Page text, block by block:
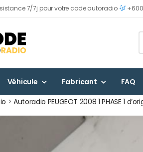
7/7j pour votre code autoradio
Véhicule Fabricant FAQ
>Autoradio PEUGEOT 2008 1 PHASE 1